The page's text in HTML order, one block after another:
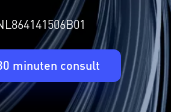
minuten consult